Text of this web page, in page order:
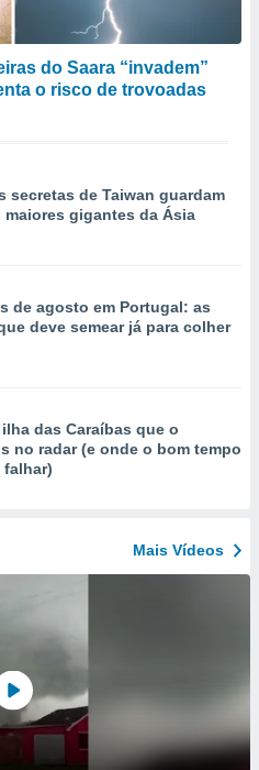
do Saara “invadem”
o risco de trovoadas
secretas de Taiwan guardam
gigantes da Ásia
de agosto em Portugal: as
deve semear já para colher
das Caraíbas que o
no radar (e onde o bom tempo
falhar)
Mais Vídeos